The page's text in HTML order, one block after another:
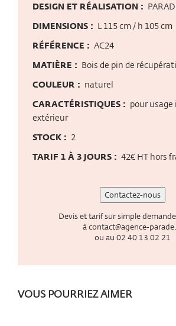
DESIGN ET RÉALISATION :
DIMENSIONS : L 115 cm / h 105 cm
RÉFÉRENCE : AC24
MATIÈRE : Bois de pin de
COULEUR : naturel
CARACTÉRISTIQUES : pour
extérieur
STOCK : 2
TARIF 1 À 3 JOURS : 42€ HT hors
Contactez-nous
Devis et tarif sur simple
àcontact@agence-
ou au 02 40 13 02 21
VOUS POURRIEZ AIMER